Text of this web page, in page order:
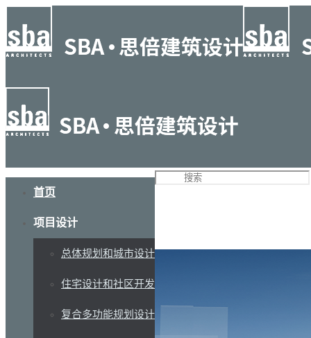
首页
项目设计
总体规划和城市设计
住宅设计和社区开发
复合多功能规划设计